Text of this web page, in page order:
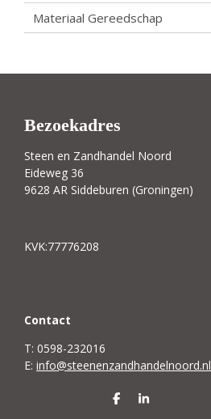
Materiaal Gereedschap
Bezoekadres
Steen en Zandhandel Noord
Eideweg 36
9628 AR Siddeburen (Groningen)
KVK:77776208
Contact
T: 0598-232016
E: info@steenenzandhandelnoord.nl
D
S